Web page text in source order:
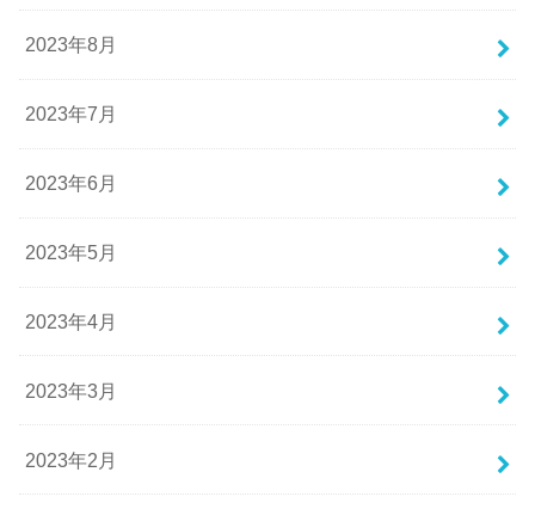
2023年8月
2023年7月
2023年6月
2023年5月
2023年4月
2023年3月
2023年2月